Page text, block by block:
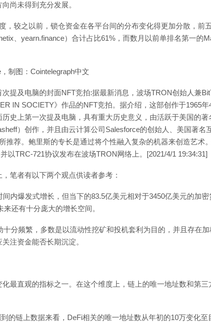
尚未得到充分发展。
，较之以前，锁仓资金在各平台间的分布变化得更加分散，前
、yearn.finance）合计占比61%，而数月以前单排名第一的
制图：Cointelegraph中文
提及电脑的封面NFT竞拍:据最新消息，波场TRON创始人兼
IN SOCIETY》作品的NFT竞拍。据介绍，这部创作于1965
史上第一次提及电脑，具有重大历史意义，由活跃于美国的著
）创作，并且由云计算公司Salesforce的创始人、美国著名
推荐。鲍里斯的专长是通过将个性融入复杂的机器来创造艺术
以TRC-721协议发布在波场TRON网络上。[2021/4/1 19:34:31]
笔者有以下两个观点供读者参考：
间内爆发式增长，但当下的83.5亿美元相对于3450亿美元的加
还有十分庞大的增长空间。
十分频繁，多数是以流动性挖矿和投机套利为目的，并且存在
注资金能否长期沉淀。
化最直观的指标之一。在这个维度上，链上的唯一地址数和第
的链上数据来看，DeFi相关的唯一地址数从年初的10万变化至